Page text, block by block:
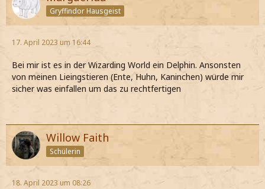
Gryffindor Hausgeist
17. April 2023 um 16:44
Bei mir ist es in der Wizarding World ein Delphin. Ansonsten
von meinen Lieingstieren (Ente, Huhn, Kaninchen) würde mir
sicher was einfallen um das zu rechtfertigen
Willow Faith
Schülerin
18. April 2023 um 08:26